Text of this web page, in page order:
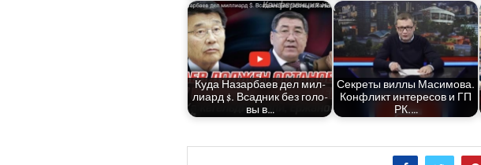
Куда Назар­ба­ев дел мил­
ли­ард $. Всад­ник без голо­
вы в…
Сек­ре­ты вил­лы Маси­мо­ва.
Кон­фликт инте­ре­сов и ГП
РК.…